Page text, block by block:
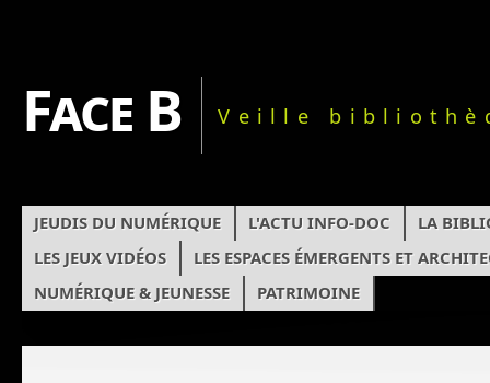
Face B Veille
JEUDIS DU NUMÉRIQUE L'ACTU INFO-DOC
LA
LES JEUX VIDÉOS
LES ESPACES ÉMERGENTS ET
NUMÉRIQUE & JEUNESSE
PATRIMOINE